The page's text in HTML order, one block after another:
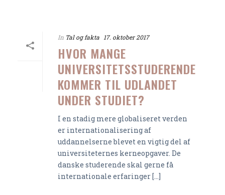
In Tal og fakta 17. oktober 2017
HVOR MANGE
UNIVERSITETSSTUDERENDE
KOMMER TIL UDLANDET
UNDER STUDIET?
I en stadig mere globaliseret verden
er internationalisering af
uddannelserne blevet en vigtig del af
universiteternes kerneopgaver. De
danske studerende skal gerne få
internationale erfaringer [...]